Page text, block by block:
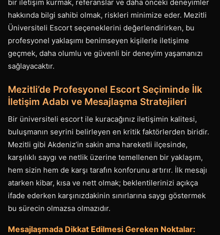
bir iletişim kurmak, referanslar ve daha önceki deneyimler
hakkında bilgi sahibi olmak, riskleri minimize eder. Mezitli
Üniversiteli Escort seçeneklerini değerlendirirken, bu
profesyonel yaklaşımı benimseyen kişilerle iletişime
geçmek, daha olumlu ve güvenli bir deneyim yaşamanızı
sağlayacaktır.
Mezitli’de Profesyonel Escort Seçiminde İlk
İletişim Adabı ve Mesajlaşma Stratejileri
Bir üniversiteli escort ile kuracağınız iletişimin kalitesi,
buluşmanın seyrini belirleyen en kritik faktörlerden biridir.
Mezitli gibi Akdeniz’in sakin ama hareketli ilçesinde,
karşılıklı saygı ve netlik üzerine temellenen bir yaklaşım,
hem sizin hem de karşı tarafın konforunu artırır. İlk mesajı
atarken kibar, kısa ve nett olmak; beklentilerinizi açıkça
ifade ederken karşınızdakinin sınırlarına saygı göstermek
bu sürecin olmazsa olmazıdır.
Mesajlaşmada Dikkat Edilmesi Gereken Noktalar: